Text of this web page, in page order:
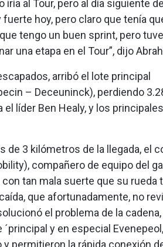
al Tour, pero al día siguiente
hoy, pero claro que tenía
tengo un buen sprint, pero
una etapa en el Tour”, dijo
arribó el lote principal
– Deceuninck), perdiendo
líder Ben Healy, y los principales
de 3 kilómetros de la llegada, el
compañero de equipo del
tan mala suerte que su rueda
que afortunadamente, no
el problema de la cadena,
y en especial Evenepeol,
permitieron la rápida conexión